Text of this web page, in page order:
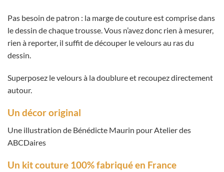
Pas besoin de patron : la marge de couture est comprise dans
le dessin de chaque trousse. Vous n’avez donc rien à mesurer,
rien à reporter, il suffit de découper le velours au ras du
dessin.
Superposez le velours à la doublure et recoupez directement
autour.
Un décor original
Une illustration de Bénédicte Maurin pour Atelier des
ABCDaires
Un kit couture 100% fabriqué en France